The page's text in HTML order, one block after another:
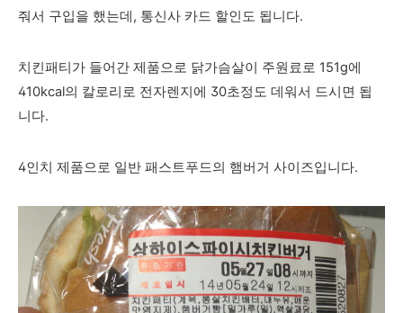
줘서 구입을 했는데, 통신사 카드 할인도 됩니다.
치킨패티가 들어간 제품으로 닭가슴살이 주원료로 151g에
410kcal의 칼로리로 전자렌지에 30초정도 데워서 드시면 됩
니다.
4인치 제품으로 일반 패스트푸드의 햄버거 사이즈입니다.